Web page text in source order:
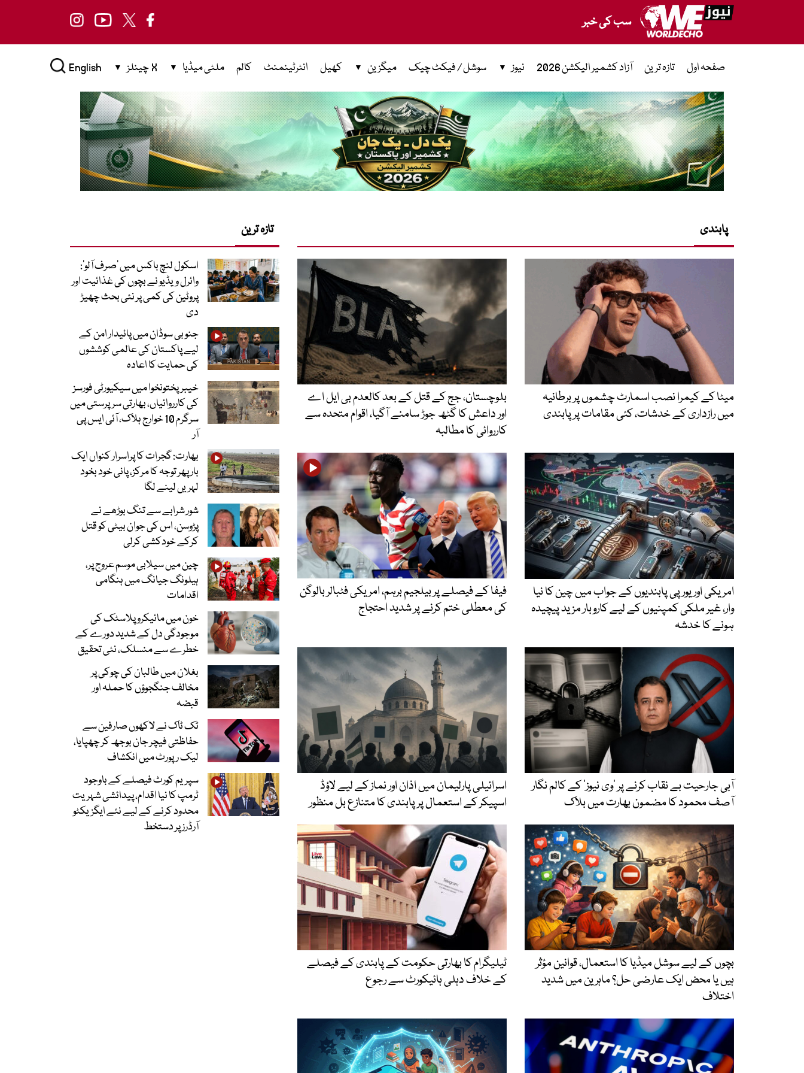
سب کی خبر
صفحہ اول تازہ ترین آزاد کشمیر الیکشن 2026 نیوز سوشل / فیکٹ چیک میگزین کھیل انٹرٹینمنٹ کالم ملٹی میڈیا X چینلز English
پابندی
میٹا کے کیمرا نصب اسمارٹ چشموں پر برطانیہ
میں رازداری کے خدشات، کئی مقامات پر پابندی
بلوچستان، جج کے قتل کے بعد کالعدم بی ایل اے
اور داعش کا گٹھ جوڑ سامنے آگیا، اقوام متحدہ سے
کارروائی کا مطالبہ
امریکی اور یورپی پابندیوں کے جواب میں چین کا نیا
وار، غیر ملکی کمپنیوں کے لیے کاروبار مزید پیچیدہ
ہونے کا خدشہ
فیفا کے فیصلے پر بیلجیم برہم، امریکی فٹبالر بالوگن
کی معطلی ختم کرنے پر شدید احتجاج
آبی جارحیت بے نقاب کرنے پر ’وی نیوز‘ کے کالم نگار
آصف محمود کا مضمون بھارت میں بلاک
اسرائیلی پارلیمان میں اذان اور نماز کے لیے لاؤڈ
اسپیکر کے استعمال پر پابندی کا متنازع بل منظور
بچوں کے لیے سوشل میڈیا کا استعمال، قوانین مؤثر
ہیں یا محض ایک عارضی حل؟ ماہرین میں شدید
اختلاف
ٹیلیگرام کا بھارتی حکومت کے پابندی کے فیصلے
کے خلاف دہلی ہائیکورٹ سے رجوع
تازہ ترین
اسکول لنچ باکس میں ‘صرف آلو’:
وائرل ویڈیو نے بچوں کی غذائیت اور
پروٹین کی کمی پر نئی بحث چھیڑ
دی
جنوبی سوڈان میں پائیدار امن کے
لیے پاکستان کی عالمی کوششوں
کی حمایت کا اعادہ
خیبرپختونخوا میں سیکیورٹی فورسز
کی کارروائیاں، بھارتی سرپرستی میں
سرگرم 10 خوارج ہلاک، آئی ایس پی
آر
بھارت: گجرات کا پراسرار کنواں ایک
بار پھر توجہ کا مرکز، پانی خود بخود
لہریں لینے لگا
شور شرابے سے تنگ بوڑھے نے
پڑوسن، اس کی جوان بیٹی کو قتل
کرکے خودکشی کرلی
چین میں سیلابی موسم عروج پر،
ہیلونگ جیانگ میں ہنگامی
اقدامات
خون میں مائیکرو پلاسٹک کی
موجودگی دل کے شدید دورے کے
خطرے سے منسلک، نئی تحقیق
بغلان میں طالبان کی چوکی پر
مخالف جنگجوؤں کا حملہ اور
قبضہ
ٹک ٹاک نے لاکھوں صارفین سے
حفاظتی فیچر جان بوجھ کر چھپایا،
لیک رپورٹ میں انکشاف
سپریم کورٹ فیصلے کے باوجود
ٹرمپ کا نیا اقدام، پیدائشی شہریت
محدود کرنے کے لیے نئے ایگزیکٹو
آرڈرز پر دستخط